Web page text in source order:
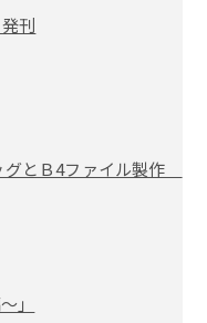
刊
とＢ4ファイル製作
」